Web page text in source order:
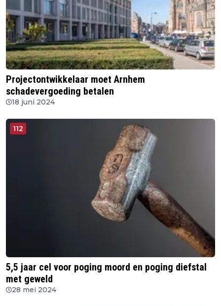
Projectontwikkelaar moet Arnhem
schadevergoeding betalen
18 juni 2024
112
5,5 jaar cel voor poging moord en poging diefstal
met geweld
28 mei 2024